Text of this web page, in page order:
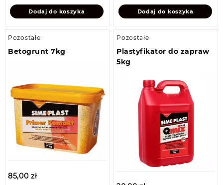
Dodaj do koszyka Dodaj do koszyka
Pozostałe
Betogrunt 7kg
85,00zł
Pozostałe
Plastyfikator do zapraw
5kg